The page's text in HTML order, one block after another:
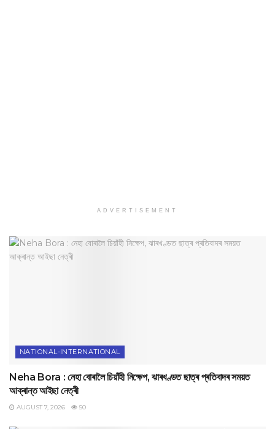
ADVERTISEMENT
NATIONAL-INTERNATIONAL
Neha Bora : নেহা বোৰালৈ চিয়াঁহী নিক্ষেপ, ঝাৰখণ্ডত ছাত্ৰ প্ৰতিবাদৰ সময়ত
আক্ৰান্ত আইছা নেত্ৰী
AUGUST 7, 2026 50